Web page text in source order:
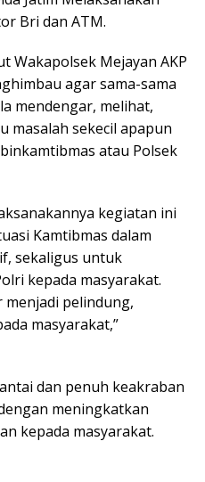
Bri dan ATM.
Wakapolsek Mejayan AKP
agar sama-sama
mendengar, melihat,
masalah sekecil apapun
atau Polsek
kegiatan ini
Kamtibmas dalam
sekaligus untuk
kepada masyarakat.
pelindung,
masyarakat,”
dan penuh keakraban
meningkatkan
kepada masyarakat.